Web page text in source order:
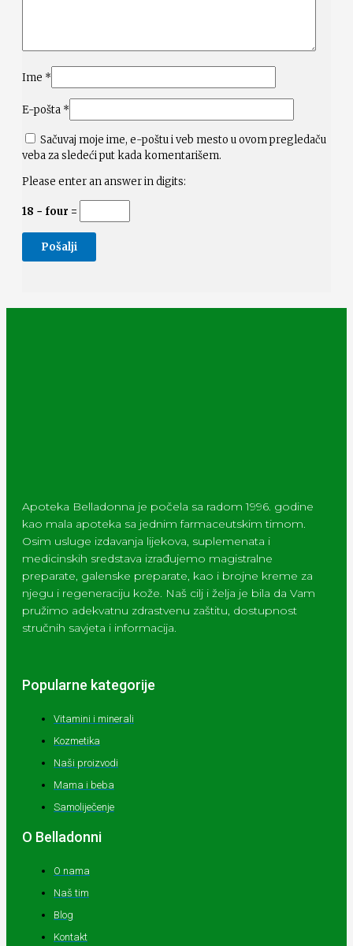
Ime *
E-pošta *
Sačuvaj moje ime, e-poštu i veb mesto u ovom pregledaču
veba za sledeći put kada komentarišem.
Please enter an answer in digits:
18 − four =
Apoteka Belladonna je počela sa radom 1996. godine
kao mala apoteka sa jednim farmaceutskim timom.
Osim usluge izdavanja lijekova, suplemenata i
medicinskih sredstava izrađujemo magistralne
preparate, galenske preparate, kao i brojne kreme za
njegu i regeneraciju kože. Naš cilj i želja je bila da Vam
pružimo adekvatnu zdrastvenu zaštitu, dostupnost
stručnih savjeta i informacija.
Popularne kategorije
Vitamini i minerali
Kozmetika
Naši proizvodi
Mama i beba
Samoliječenje
O Belladonni
O nama
Naš tim
Blog
Kontakt